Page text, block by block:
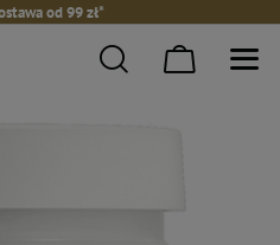
od 99 zł*